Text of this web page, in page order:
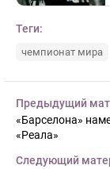
Теги:
чемпионат мира
Предыдущий
«Барселона»
«Реала»
Следующий